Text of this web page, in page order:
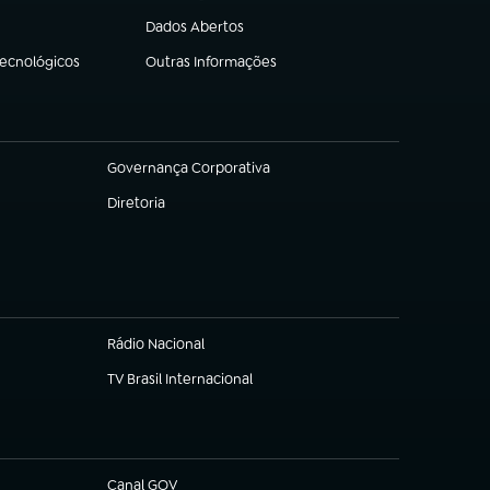
Dados Abertos
(abre em nova aba)
Outras Informações
(abre em nova aba)
Governança Corporativa
(abre em nova aba)
Diretoria
(abre em nova aba)
Rádio Nacional
TV Brasil Internacional
(abre em nova aba)
Canal GOV